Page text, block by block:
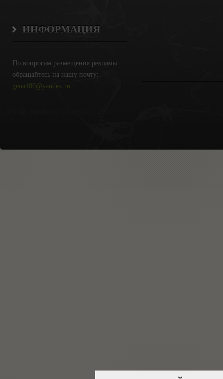
ИНФОРМАЦИЯ
По вопросам размещения рекламы
обращайтесь на нашу почту:
gena480@yandex.ru